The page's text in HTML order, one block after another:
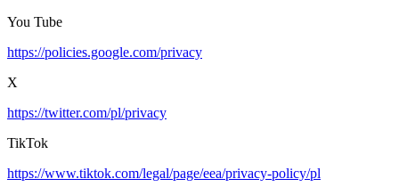
You Tube
https://policies.google.com/privacy
X
https://twitter.com/pl/privacy
TikTok
https://www.tiktok.com/legal/page/eea/privacy-policy/pl